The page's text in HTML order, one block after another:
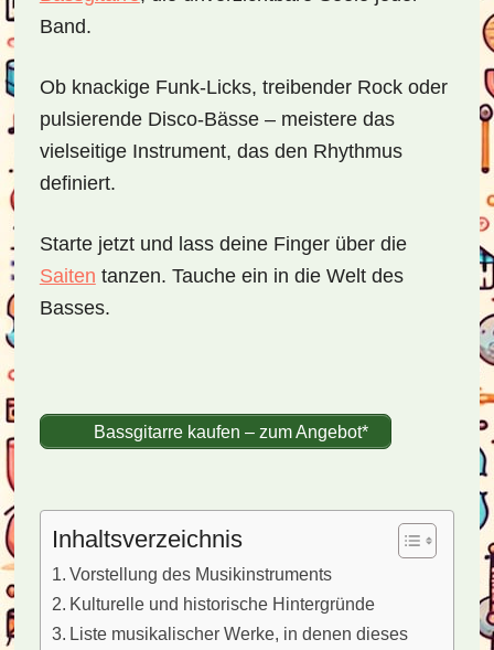
Band.
Ob knackige Funk-Licks, treibender Rock oder
pulsierende Disco-Bässe – meistere das
vielseitige Instrument, das den Rhythmus
definiert.
Starte jetzt und lass deine Finger über die
Saiten tanzen. Tauche ein in die Welt des
Basses.
Bassgitarre kaufen – zum Angebot*
Inhaltsverzeichnis
Vorstellung des Musikinstruments
Kulturelle und historische Hintergründe
Liste musikalischer Werke, in denen dieses